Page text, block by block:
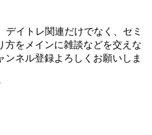
イトレ関連だけでなく、セミ
方をメインに雑談などを交えな
ネル登録よろしくお願いしま